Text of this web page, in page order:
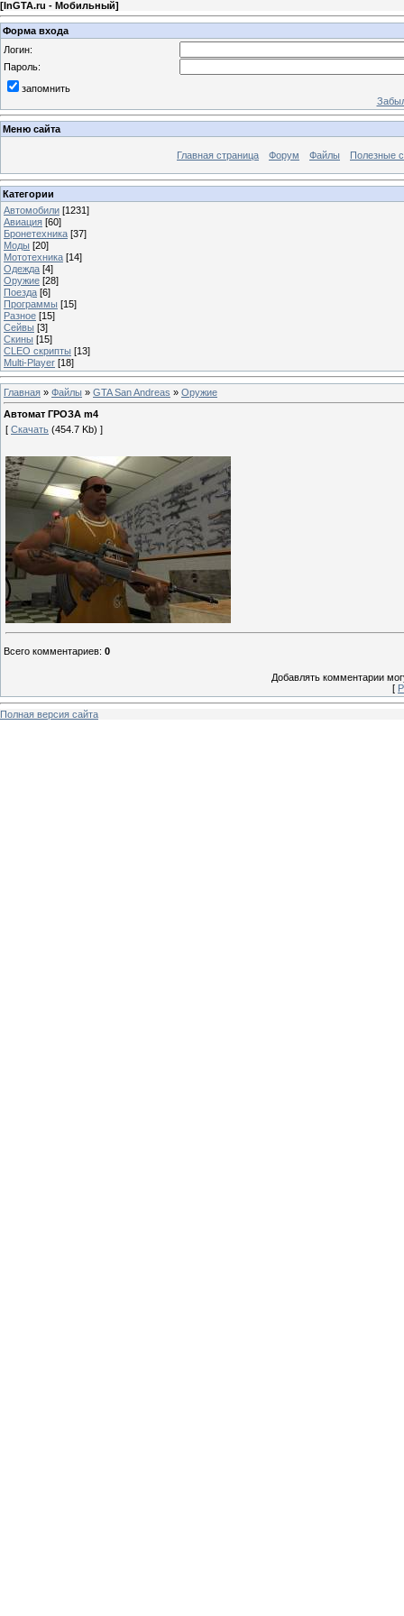
[InGTA.ru - Мобильный]
Форма входа
Логин:
Пароль:
запомнить
Меню сайта
Главная страница Форум Файлы Полезные
Категории
Автомобили [1231]
Авиация [60]
Бронетехника [37]
Моды [20]
Мототехника [14]
Одежда [4]
Оружие [28]
Поезда [6]
Программы [15]
Разное [15]
Сейвы [3]
Скины [15]
CLEO скрипты [13]
Multi-Player [18]
Главная » Файлы » GTA San Andreas » Оружие
Автомат ГРОЗА m4
[ Скачать (454.7 Kb) ]
Всего комментариев: 0
Добавлять комментарии
[
Полная версия сайта